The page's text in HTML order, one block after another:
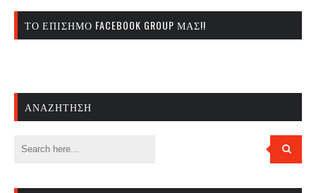
ΤΟ ΕΠΊΣΗΜΟ FACEBOOK GROUP ΜΑΣ!!
ΑΝΑΖΉΤΗΣΗ